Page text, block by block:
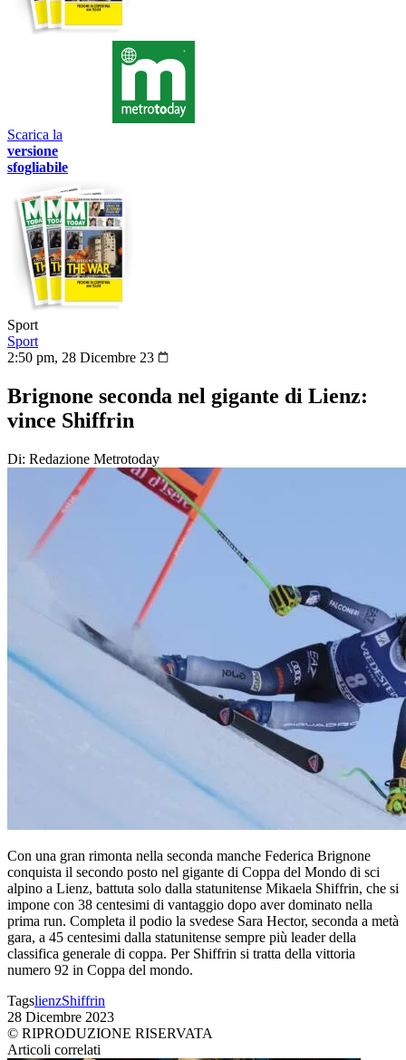
Scarica la
versione
sfogliabile
Sport
Sport
2:50 pm, 28 Dicembre 23
Brignone seconda nel gigante di Lienz:
vince Shiffrin
Di: Redazione Metrotoday
Con una gran rimonta nella seconda manche Federica Brignone
conquista il secondo posto nel gigante di Coppa del Mondo di sci
alpino a Lienz, battuta solo dalla statunitense Mikaela Shiffrin, che si
impone con 38 centesimi di vantaggio dopo aver dominato nella
prima run. Completa il podio la svedese Sara Hector, seconda a metà
gara, a 45 centesimi dalla statunitense sempre più leader della
classifica generale di coppa. Per Shiffrin si tratta della vittoria
numero 92 in Coppa del mondo.
TagslienzShiffrin
28 Dicembre 2023
© RIPRODUZIONE RISERVATA
Articoli correlati